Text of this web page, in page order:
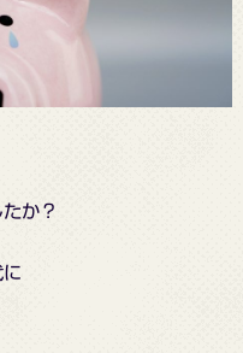
か？